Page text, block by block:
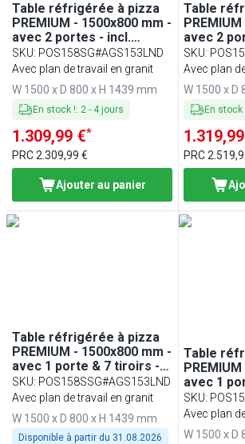
Table réfrigérée à pizza
PREMIUM - 1500x800 mm -
avec 2 portes - incl.
vitrine réfrigérée LED - 7x
GN 1/4
SKU: POS158SG#AGS153LND
Avec plan de travail en granit
W 1500 x D 800 x H 1439 mm
En stock !: 2- 4 jours
1.309,99 €*
PRC2.309,99 €
Ajouter au panier
Table
avec 2
réfrigérée
+ 1x GN
SKU:
Avec plan
W 1500 x D
En stock
PRC
Table réfrigérée à pizza
PREMIUM - 1500x800 mm -
avec 1 porte & 7 tiroirs -
incl. vitrine réfrigérée
LED - 7x GN 1/4
SKU: POS158SSG#AGS153LND
Avec plan de travail en granit
W 1500 x D 800 x H 1439 mm
Disponible à partir du 31.08.2026
Table
avec 1
incl.
- 5x GN 1/
SKU:
Avec plan
W 1500 x D